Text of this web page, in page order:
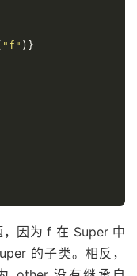
"f" )}
因为 f 在 Super 中
的子类。相反，